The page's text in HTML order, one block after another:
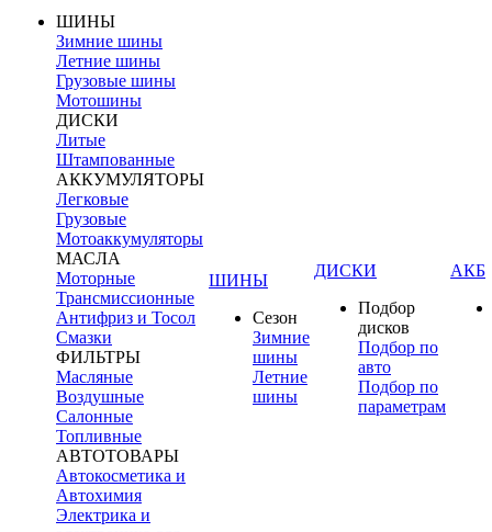
ШИНЫ
Зимние шины
Летние шины
Грузовые шины
Мотошины
ДИСКИ
Литые
Штампованные
АККУМУЛЯТОРЫ
Легковые
Грузовые
Мотоаккумуляторы
МАСЛА
Моторные
Трансмиссионные
Антифриз и Тосол
Смазки
ФИЛЬТРЫ
Масляные
Воздушные
Салонные
Топливные
АВТОТОВАРЫ
Автокосметика и
Автохимия
Электрика и
ШИНЫ
Сезон
Зимние
шины
Летние
шины
ДИСКИ
Подбор
дисков
Подбор по
авто
Подбор по
параметрам
АКБ